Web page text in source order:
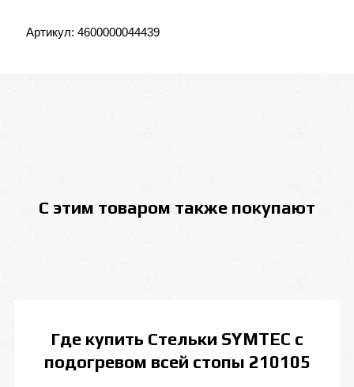
Артикул: 4600000044439
С этим товаром также покупают
Где купить Стельки SYMTEC с
подогревом всей стопы 210105